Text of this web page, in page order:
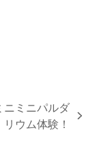
ニミニパルダ
リウム体験！